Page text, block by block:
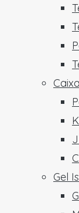
Gel